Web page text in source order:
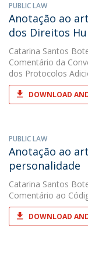
PUBLIC LAW
Anotação ao
dos Direitos
Catarina Santos
Comentário da
dos Protocolos
DOWNLOAD
PUBLIC LAW
Anotação ao
personalidade
Catarina Santos
Comentário ao
DOWNLOAD